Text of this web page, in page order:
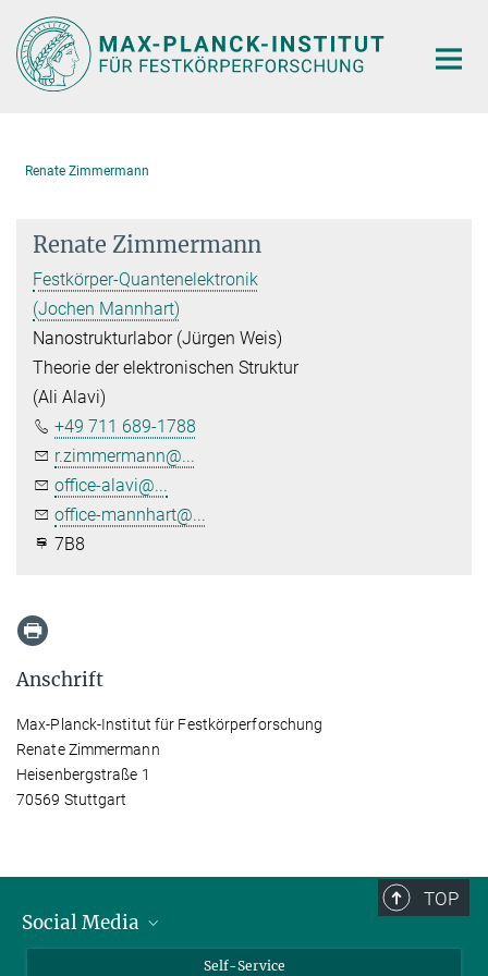
Hauptinhalt
Renate Zimmermann
Renate Zimmermann
Festkörper-Quantenelektronik
(Jochen Mannhart)
Nanostrukturlabor (Jürgen Weis)
Theorie der elektronischen Struktur
(Ali Alavi)
+49 711 689-1788
r.zimmermann@...
office-alavi@...
office-mannhart@...
7B8
Anschrift
Max-Planck-Institut für Festkörperforschung
Renate Zimmermann
Heisenbergstraße 1
70569 Stuttgart
TOP
Social Media
Self-Service